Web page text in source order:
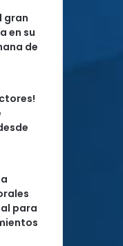
gran
en su
de
para